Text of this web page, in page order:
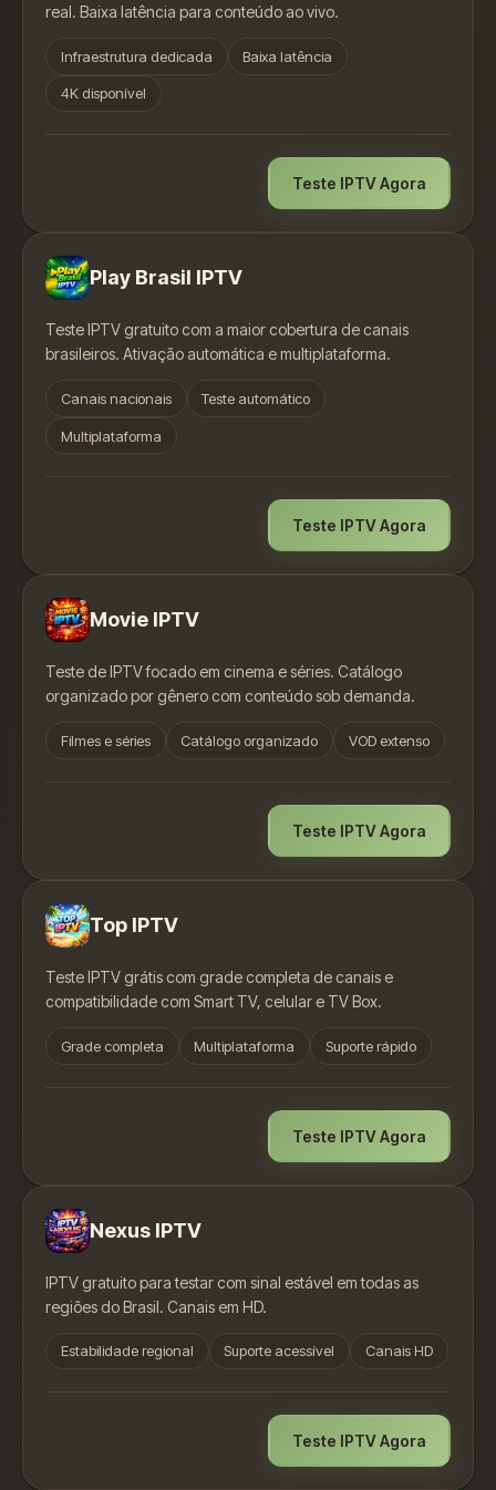
real. Baixa latência para conteúdo ao vivo.
Infraestrutura dedicada Baixa latência
4K disponível
Teste IPTV Agora
Play Brasil IPTV
Teste IPTV gratuito com a maior cobertura de canais
brasileiros. Ativação automática e multiplataforma.
Canais nacionais Teste automático
Multiplataforma
Teste IPTV Agora
Movie IPTV
Teste de IPTV focado em cinema e séries. Catálogo
organizado por gênero com conteúdo sob demanda.
Filmes e séries Catálogo organizado VOD extenso
Teste IPTV Agora
Top IPTV
Teste IPTV grátis com grade completa de canais e
compatibilidade com Smart TV, celular e TV Box.
Grade completa Multiplataforma Suporte rápido
Teste IPTV Agora
Nexus IPTV
IPTV gratuito para testar com sinal estável em todas as
regiões do Brasil. Canais em HD.
Estabilidade regional Suporte acessível Canais HD
Teste IPTV Agora